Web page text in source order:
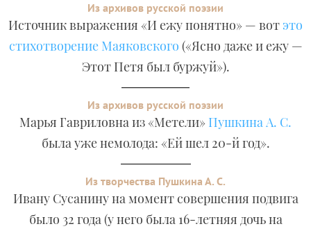
Из архивов русской поэзии
Источник выражения «И ежу понятно» — вот это
стихотворение Маяковского («Ясно даже и ежу —
Этот Петя был буржуй»).
Из архивов русской поэзии
Марья Гавриловна из «Метели» Пушкина А. С.
была уже немолода: «Ей шел 20-й год».
Из творчества Пушкина А. С.
Ивану Сусанину на момент совершения подвига
было 32 года (у него была 16-летняя дочь на